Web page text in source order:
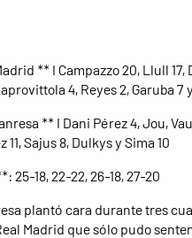
** I Campazzo 20, Llull 17,
4, Reyes 2, Garuba 7
** I Dani Pérez 4, Jou,
11, Sajus 8, Dulkys y Sima 10
25-18, 22-22, 26-18, 27-20
plantó cara durante tres
Madrid que sólo pudo